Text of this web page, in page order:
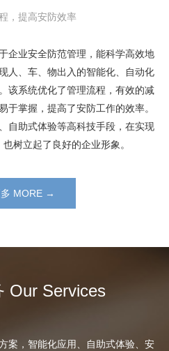
，提高安防效率
企业安全防范管理，能科学高效地
人、车、物出入的智能化、自动化
该系统优化了管理流程，有效的减
于掌握，提高了安防工作的效率。
自助式体验等高科技手段，在实现
树立起了良好的企业形象。
MORE →
Our Services
案，智能化应用、自助式体验、安